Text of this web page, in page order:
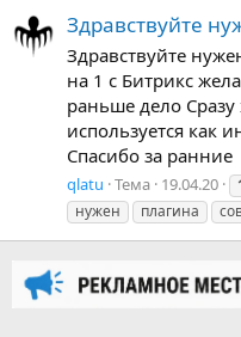
Здравствуйте
Здравствуйте
на 1 с Битрикс
раньше дело Сразу
используется как
Спасибо за ранние
qlatu Тема 19.04.20
нужен
плагина